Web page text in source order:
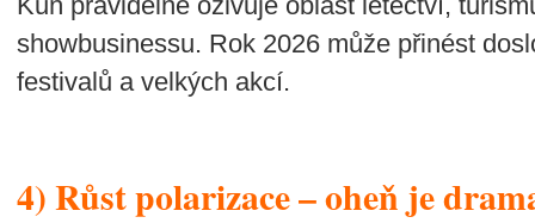
showbusinessu. Rok 2026 může přinést
festivalů a velkých akcí.
4) Růst polarizace – oheň je